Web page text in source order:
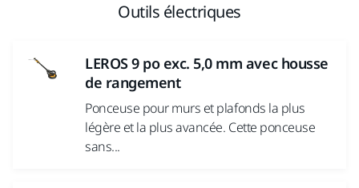
Outils électriques
LEROS 9 po exc. 5,0 mm avec housse
de rangement
Ponceuse pour murs et plafonds la plus
légère et la plus avancée. Cette ponceuse
sans...